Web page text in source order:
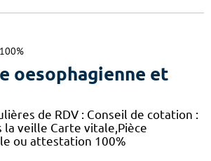
100%
oesophagienne et
de RDV : Conseil de cotation :
la veille Carte vitale,Pièce
ou attestation 100%